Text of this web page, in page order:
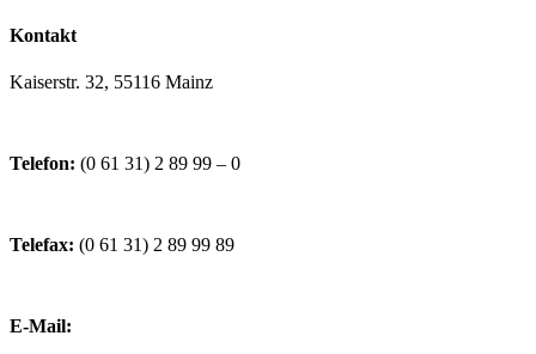
Kontakt
Kaiserstr. 32, 55116 Mainz
Telefon: (0 61 31) 2 89 99 – 0
Telefax: (0 61 31) 2 89 99 89
E-Mail: